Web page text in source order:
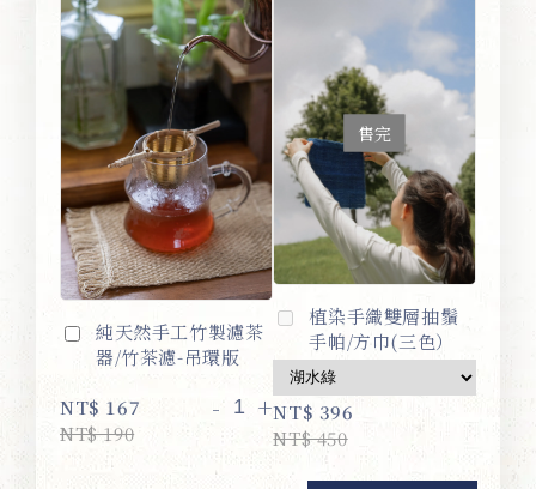
純天然手工竹製濾茶
器/竹茶濾-吊環版
NT$ 167
NT$ 190
- +
售完
植染手織雙層抽鬚
手帕/方巾(三色）
NT$ 396
NT$ 450